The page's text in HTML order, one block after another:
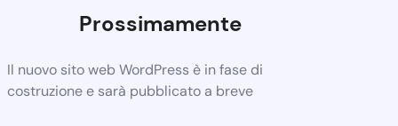
Prossimamente
Il nuovo sito web WordPress è in fase di
costruzione e sarà pubblicato a breve